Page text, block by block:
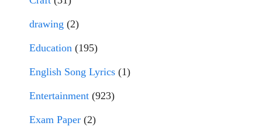
drawing (2)
Education (195)
English Song Lyrics (1)
Entertainment (923)
Exam Paper (2)